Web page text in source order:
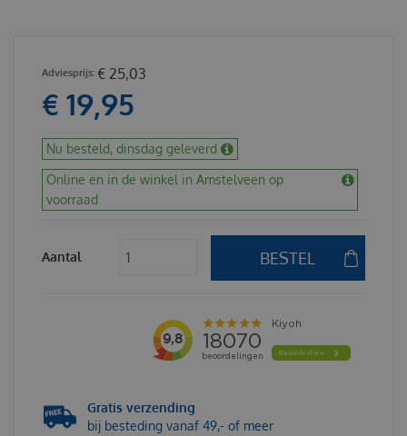
€ 25,03
€ 19,95
Nu besteld, dinsdag geleverd
Online en in de winkel in Amstelveen op
voorraad
Aantal
Gratis verzending
bij besteding vanaf 49,- of meer